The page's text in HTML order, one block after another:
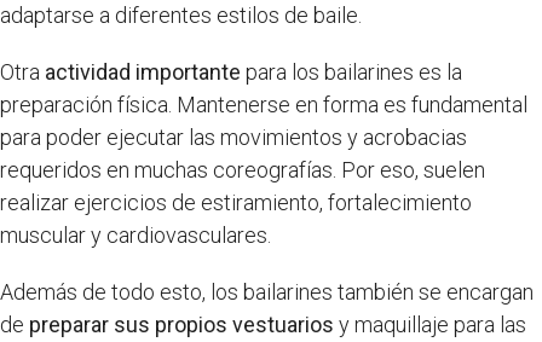
adaptarse a diferentes estilos de baile.
Otra actividad importante para los bailarines es la
preparación física. Mantenerse en forma es fundamental
para poder ejecutar las movimientos y acrobacias
requeridos en muchas coreografías. Por eso, suelen
realizar ejercicios de estiramiento, fortalecimiento
muscular y cardiovasculares.
Además de todo esto, los bailarines también se encargan
de preparar sus propios vestuarios y maquillaje para las